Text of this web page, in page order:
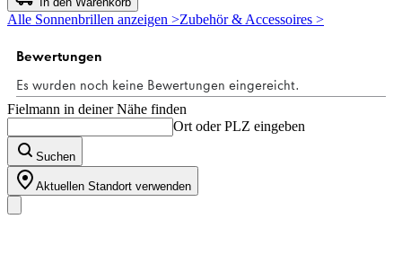
5
Sternen.
Bewertungen
Alle Sonnenbrillen anzeigen >Zubehör & Accessoires >
Fielmann in deiner Nähe finden
Ort oder PLZ eingeben
Suchen
Aktuellen Standort verwenden